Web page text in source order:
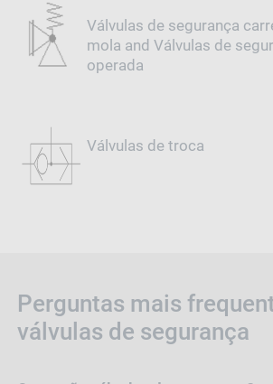
Válvulas de segurança
mola and Válvulas de
operada
Válvulas de troca
Perguntas mais
válvulas de segurança